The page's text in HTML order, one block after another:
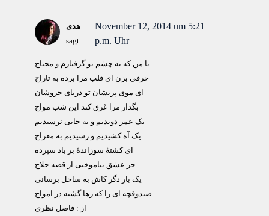
هدی
sagt:
November 12, 2014 um 5:21
p.m. Uhr
با من که به چشم تو گرفتارم و محتاج
حرفی بزن ای قلب مرا برده به تاراج
ای موی پریشان تو دریای خروشان
بگذار مرا غرق کند این شب مواج
یک عمر دویدیم و به جایی نرسیدیم
یک آه کشیدیم و رسیدیم به معراج
ای کشتۀ سوزاندۀ بر باد سپرده
جز عشق نیاموختی از قصه حلاج
یک بار دگر کاش به ساحل برسانی
صندوقچه ای را که رها گشته در امواج
از : فاضل نظری